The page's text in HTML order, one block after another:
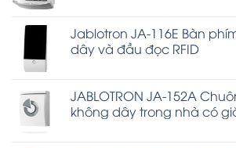
Jablotron JA-116E Bàn
dây và đầu đọc RFID
JABLOTRON JA-152A
không dây trong nhà có